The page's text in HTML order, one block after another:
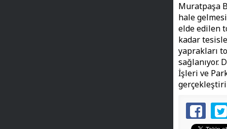
Muratpaşa
hale
elde edilen
kadar
yaprakları
sağlanıyor.
İşleri ve